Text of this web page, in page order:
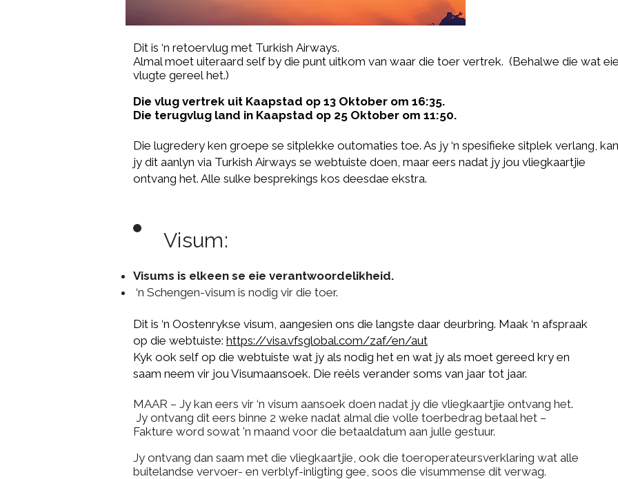
Dit is ‘n retoervlug met Turkish Airways.
Almal moet uiteraard self by die punt uitkom van waar die toer vertrek. (Behalwe die wat eie
vlugte gereel het.)
Die vlug vertrek uit Kaapstad op 13 Oktober om 16:35.
Die terugvlug land in Kaapstad op 25 Oktober om 11:50.
​Die lugredery ken groepe se sitplekke outomaties toe. As jy ‘n spesifieke sitplek verlang, kan
jy dit aanlyn via Turkish Airways se webtuiste doen, maar eers nadat jy jou vliegkaartjie
ontvang het. Alle sulke besprekings kos deesdae ekstra.
Visum:
Visums is elkeen se eie verantwoordelikheid.
‘n Schengen-visum is nodig vir die toer.
Dit is ‘n Oostenrykse visum, aangesien ons die langste daar deurbring. Maak ‘n afspraak
op die webtuiste: https://visa.vfsglobal.com/zaf/en/aut
Kyk ook self op die webtuiste wat jy als nodig het en wat jy als moet gereed kry en
saam neem vir jou Visumaansoek. Die reëls verander soms van jaar tot jaar. ​​
MAAR – Jy kan eers vir ‘n visum aansoek doen nadat jy die vliegkaartjie ontvang het.
Jy ontvang dit eers binne 2 weke nadat almal die volle toerbedrag betaal het –
Fakture word sowat 'n maand voor die betaaldatum aan julle gestuur.
Jy ontvang dan saam met die vliegkaartjie, ook die toeroperateursverklaring wat alle
buitelandse vervoer- en verblyf-inligting gee, soos die visummense dit verwag.